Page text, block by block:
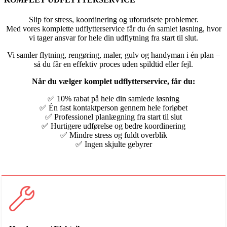
Slip for stress, koordinering og uforudsete problemer.
Med vores komplette udflytterservice får du én samlet løsning, hvor
vi tager ansvar for hele din udflytning fra start til slut.
Vi samler flytning, rengøring, maler, gulv og handyman i én plan –
så du får en effektiv proces uden spildtid eller fejl.
Når du vælger komplet udflytterservice, får du:
✅ 10% rabat på hele din samlede løsning
✅ Én fast kontaktperson gennem hele forløbet
✅ Professionel planlægning fra start til slut
✅ Hurtigere udførelse og bedre koordinering
✅ Mindre stress og fuldt overblik
✅ Ingen skjulte gebyrer